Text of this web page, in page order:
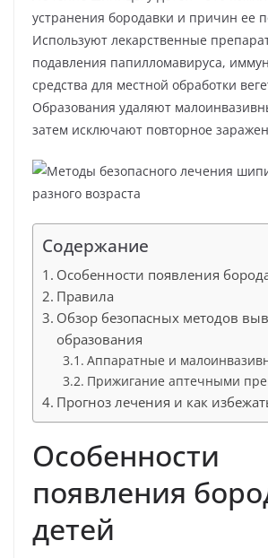
устранения бородавки и причин ее
Используют лекарственные
подавления папилломавируса,
средства для местной обработки
Образования удаляют
затем исключают повторное
Содержание
Особенности появления
Правила
Обзор безопасных методов
образования
Аппаратные и
Прижигание аптечными
Прогноз лечения и как
Особенности
появления
детей